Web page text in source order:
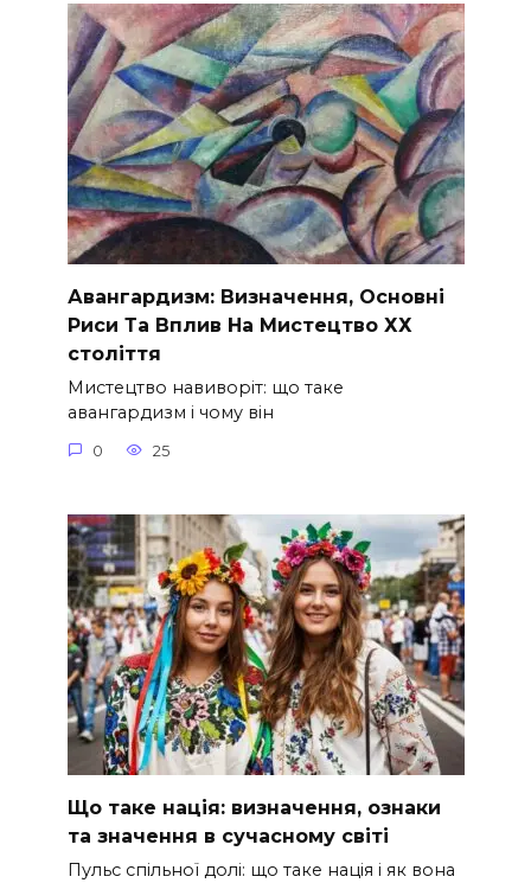
Авангардизм: Визначення, Основні
Риси Та Вплив На Мистецтво ХХ
століття
Мистецтво навиворіт: що таке
авангардизм і чому він
0 25
Що таке нація: визначення, ознаки
та значення в сучасному світі
Пульс спільної долі: що таке нація і як вона